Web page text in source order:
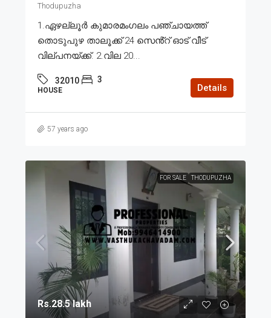
Thodupuzha
1.ഏഴല്ലൂർ കുമാരമംഗലം പഞ്ചായത്ത്
തൊടുപുഴ താലൂക്ക് 24 സെൻ്റ് ഓട് വീട്
വില്പനയ്ക്ക്. 2.വില 20...
32010 3
HOUSE Details
57 years ago
FOR SALE THODUPUZHA
Rs.28.5 lakh